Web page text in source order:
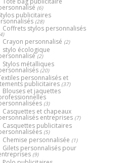
(6)
publicitaires
(28)
Coffrets stylos personnalisés
Crayon personnalisé (2)
stylo écologique
(2)
Stylos métalliques
(20)
personnalisés et
publicitaires (37)
Blouses et jaquettes
(3)
Casquettes et chapeaux
entreprises (7)
Casquettes publicitaires
(5)
Chemise personnalisée (1)
Gilets personnalisés pour
(9)